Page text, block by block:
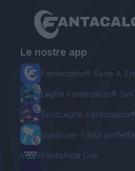
Le nostre app
Fantacalcio® Serie A
Leghe Fantacalcio®
EuroLeghe Fantacalcio®
Guida per l'asta perfetta
FantaAsta Live